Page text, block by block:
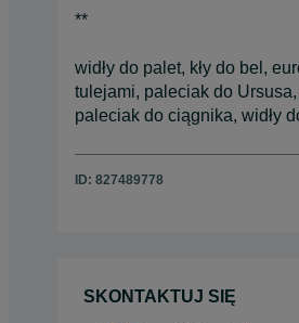
**
widły do palet, kły do bel,
tulejami, paleciak do
paleciak do ciągnika, widły
ID: 827489778
SKONTAKTUJ SIĘ